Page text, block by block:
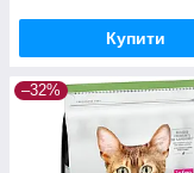
Купити
–32%